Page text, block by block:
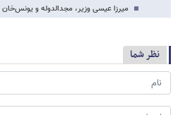
میرزا عیسی وزیر، مجدالدوله و
نظر شما